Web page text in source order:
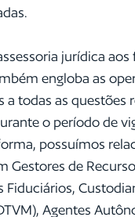
jurídica
engloba as
a todas as questões
o período de
possuímos
Gestores de
Fiduciários,
Agentes